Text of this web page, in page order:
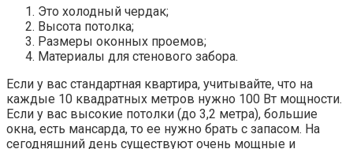
Это холодный чердак;
Высота потолка;
Размеры оконных проемов;
Материалы для стенового забора.
Если у вас стандартная квартира, учитывайте, что на
каждые 10 квадратных метров нужно 100 Вт мощности.
Если у вас высокие потолки (до 3,2 метра), большие
окна, есть мансарда, то ее нужно брать с запасом. На
сегодняшний день существуют очень мощные и